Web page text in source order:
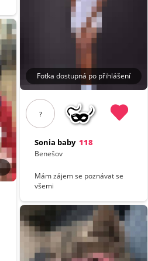
Fotka dostupná po přihlášení
?
Sonia baby 118
Benešov
Mám zájem se poznávat se
všemi